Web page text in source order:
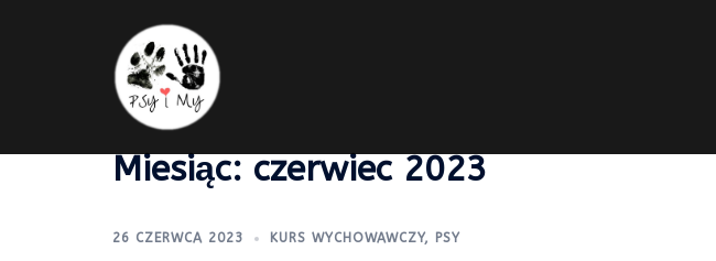
Miesiąc: czerwiec 2023
26 CZERWCA 2023 KURS WYCHOWAWCZY, PSY